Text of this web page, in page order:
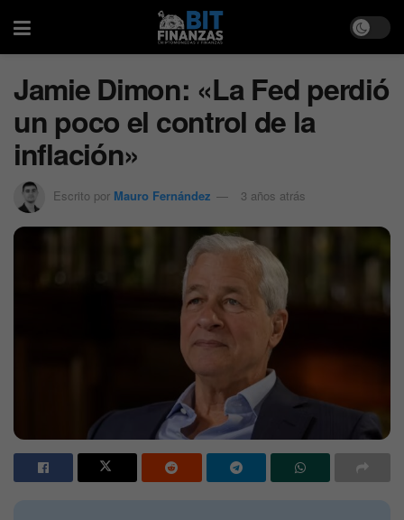
Jamie Dimon: «La Fed perdió
un poco el control de la
inflación»
Escrito por Mauro Fernández 3 años atrás